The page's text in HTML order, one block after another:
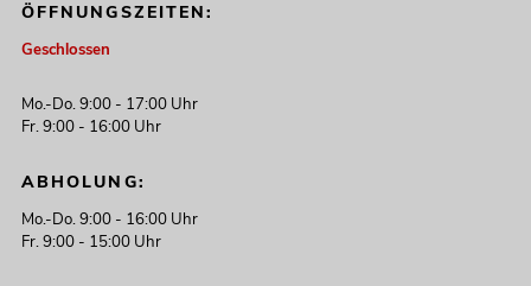
ÖFFNUNGSZEITEN:
Geschlossen
Mo.-Do. 9:00 - 17:00 Uhr
Fr. 9:00 - 16:00 Uhr
ABHOLUNG:
Mo.-Do. 9:00 - 16:00 Uhr
Fr. 9:00 - 15:00 Uhr